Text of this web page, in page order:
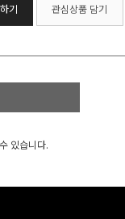
기 관심상품 담기
있습니다.